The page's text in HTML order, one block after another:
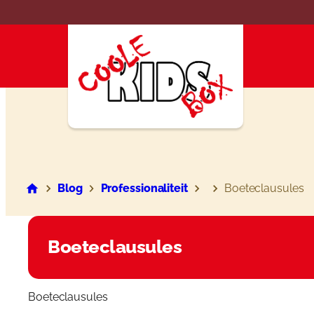
naar
Blog Professionaliteit Boeteclausules
Boeteclausules
Boeteclausules